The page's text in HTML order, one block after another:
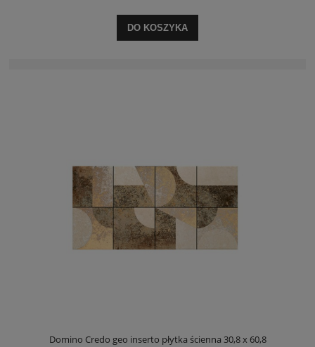
DO KOSZYKA
Domino Credo geo inserto płytka ścienna 30,8 x 60,8